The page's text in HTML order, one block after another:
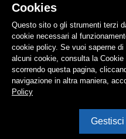
Cookies
Questo sito o gli strumenti terzi
cookie necessari al
cookie policy. Se vuoi saperne
alcuni cookie, consulta la
scorrendo questa pagina,
navigazione in altra maniera,
Policy